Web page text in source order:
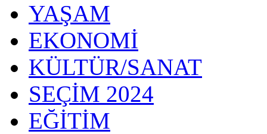
YAŞAM
EKONOMİ
KÜLTÜR/SANAT
SEÇİM 2024
EĞİTİM